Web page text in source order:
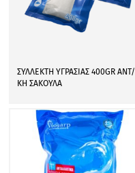
ΣΥΛΛΕΚΤΗ ΥΓΡΑΣΙΑΣ 400GR ΑΝΤ/
ΚH ΣΑΚΟΥΛΑ